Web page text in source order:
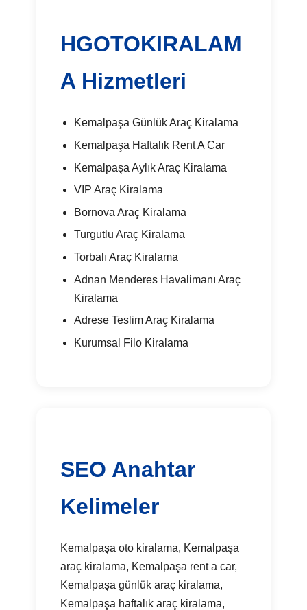
HGOTOKIRALAM
A Hizmetleri
Kemalpaşa Günlük Araç Kiralama
Kemalpaşa Haftalık Rent A Car
Kemalpaşa Aylık Araç Kiralama
VIP Araç Kiralama
Bornova Araç Kiralama
Turgutlu Araç Kiralama
Torbalı Araç Kiralama
Adnan Menderes Havalimanı Araç
Kiralama
Adrese Teslim Araç Kiralama
Kurumsal Filo Kiralama
SEO Anahtar
Kelimeler
Kemalpaşa oto kiralama, Kemalpaşa
araç kiralama, Kemalpaşa rent a car,
Kemalpaşa günlük araç kiralama,
Kemalpaşa haftalık araç kiralama,